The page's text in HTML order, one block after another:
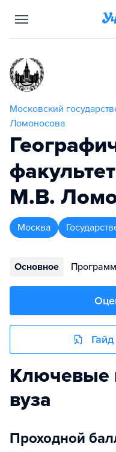
Московский
Ломоносова
М.В.
Москва
Основное
Ключевые
вуза
Проходной